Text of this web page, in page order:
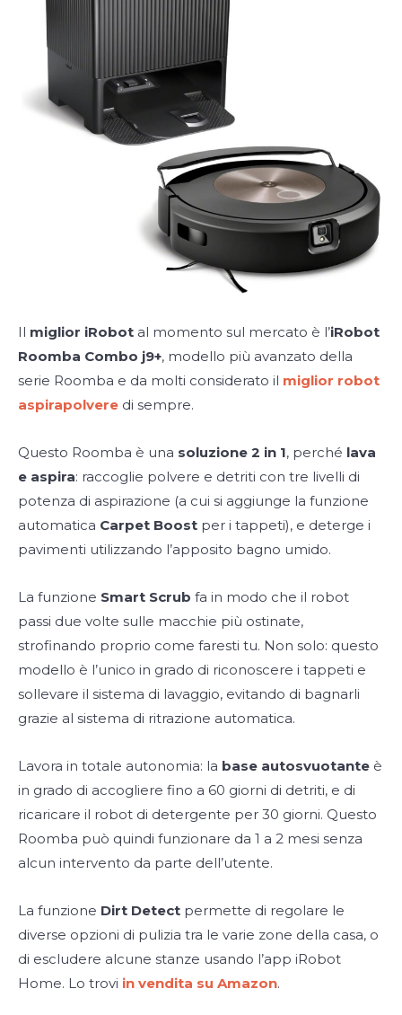
Il miglior iRobot al momento sul mercato è l’iRobot
Roomba Combo j9+, modello più avanzato della
serie Roomba e da molti considerato il miglior robot
aspirapolvere di sempre.
Questo Roomba è una soluzione 2 in 1, perché lava
e aspira: raccoglie polvere e detriti con tre livelli di
potenza di aspirazione (a cui si aggiunge la funzione
automatica Carpet Boost per i tappeti), e deterge i
pavimenti utilizzando l’apposito bagno umido.
La funzione Smart Scrub fa in modo che il robot
passi due volte sulle macchie più ostinate,
strofinando proprio come faresti tu. Non solo: questo
modello è l’unico in grado di riconoscere i tappeti e
sollevare il sistema di lavaggio, evitando di bagnarli
grazie al sistema di ritrazione automatica.
Lavora in totale autonomia: la base autosvuotante è
in grado di accogliere fino a 60 giorni di detriti, e di
ricaricare il robot di detergente per 30 giorni. Questo
Roomba può quindi funzionare da 1 a 2 mesi senza
alcun intervento da parte dell’utente.
La funzione Dirt Detect permette di regolare le
diverse opzioni di pulizia tra le varie zone della casa, o
di escludere alcune stanze usando l’app iRobot
Home. Lo trovi in vendita su Amazon.